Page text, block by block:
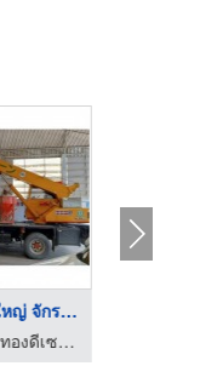
ปั๊มหัวฉีดดีเซล